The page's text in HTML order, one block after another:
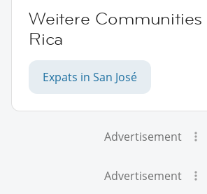
Weitere Communities
Rica
Expats in San José
Advertisement
Advertisement